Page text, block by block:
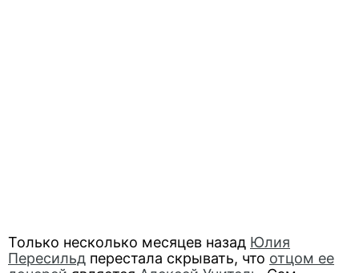
Только несколько месяцев назад Юлия
Пересильд перестала скрывать, что отцом ее